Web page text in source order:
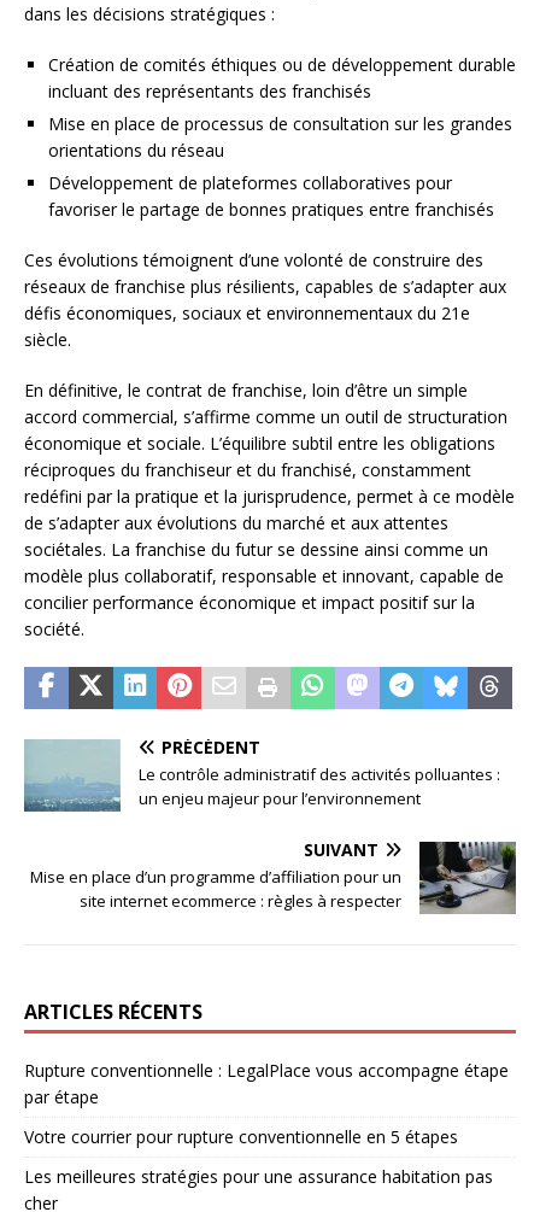
dans les décisions stratégiques :
Création de comités éthiques ou de développement durable
incluant des représentants des franchisés
Mise en place de processus de consultation sur les grandes
orientations du réseau
Développement de plateformes collaboratives pour
favoriser le partage de bonnes pratiques entre franchisés
Ces évolutions témoignent d’une volonté de construire des
réseaux de franchise plus résilients, capables de s’adapter aux
défis économiques, sociaux et environnementaux du 21e
siècle.
En définitive, le contrat de franchise, loin d’être un simple
accord commercial, s’affirme comme un outil de structuration
économique et sociale. L’équilibre subtil entre les obligations
réciproques du franchiseur et du franchisé, constamment
redéfini par la pratique et la jurisprudence, permet à ce modèle
de s’adapter aux évolutions du marché et aux attentes
sociétales. La franchise du futur se dessine ainsi comme un
modèle plus collaboratif, responsable et innovant, capable de
concilier performance économique et impact positif sur la
société.
PRÉCÉDENT
Le contrôle administratif des activités polluantes :
un enjeu majeur pour l’environnement
SUIVANT
Mise en place d’un programme d’affiliation pour un
site internet ecommerce : règles à respecter
ARTICLES RÉCENTS
Rupture conventionnelle : LegalPlace vous accompagne étape
par étape
Votre courrier pour rupture conventionnelle en 5 étapes
Les meilleures stratégies pour une assurance habitation pas
cher